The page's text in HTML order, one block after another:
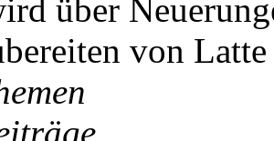
über
von